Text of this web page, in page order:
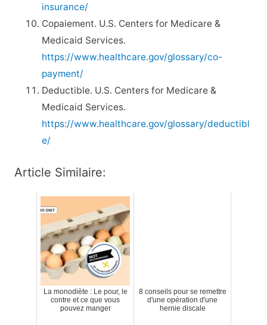
insurance/
Copaiement. U.S. Centers for Medicare &
Medicaid Services.
https://www.healthcare.gov/glossary/co-
payment/
Deductible. U.S. Centers for Medicare &
Medicaid Services.
https://www.healthcare.gov/glossary/deductibl
e/
Article Similaire:
La monodiète : Le pour, le
contre et ce que vous
pouvez manger
8 conseils pour se remettre
d'une opération d'une
hernie discale